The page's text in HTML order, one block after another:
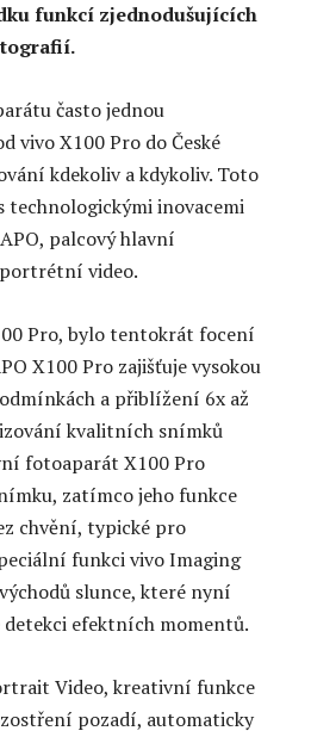
funkcí zjednodušujících
často jednou
vivo X100 Pro do České
kdekoliv a kdykoliv. Toto
technologickými inovacemi
palcový hlavní
video.
Pro, bylo tentokrát focení
X100 Pro zajišťuje vysokou
a přiblížení 6x až
kvalitních snímků
fotoaparát X100 Pro
zatímco jeho funkce
chvění, typické pro
funkci vivo Imaging
slunce, které nyní
efektních momentů.
Video, kreativní funkce
pozadí, automaticky